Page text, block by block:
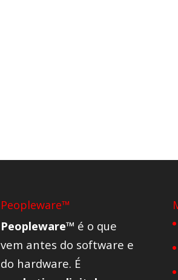
Peopleware™
Peopleware™ é o que
vem antes do software e
do hardware. É